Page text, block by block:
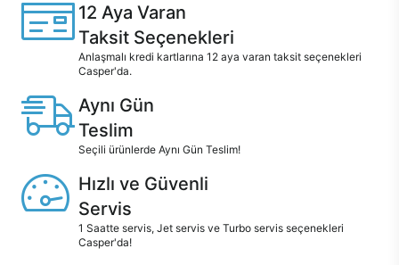
12 Aya Varan
Taksit Seçenekleri
Anlaşmalı kredi kartlarına 12 aya varan taksit seçenekleri
Casper'da.
Aynı Gün
Teslim
Seçili ürünlerde Aynı Gün Teslim!
Hızlı ve Güvenli
Servis
1 Saatte servis, Jet servis ve Turbo servis seçenekleri
Casper'da!